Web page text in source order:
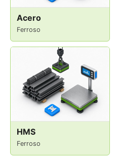
Acero
Ferroso
HMS
Ferroso